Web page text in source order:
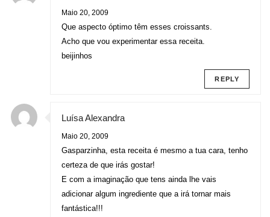
Maio 20, 2009
Que aspecto óptimo têm esses croissants.
Acho que vou experimentar essa receita.
beijinhos
REPLY
Luísa Alexandra
Maio 20, 2009
Gasparzinha, esta receita é mesmo a tua cara, tenho
certeza de que irás gostar!
E com a imaginação que tens ainda lhe vais
adicionar algum ingrediente que a irá tornar mais
fantástica!!!